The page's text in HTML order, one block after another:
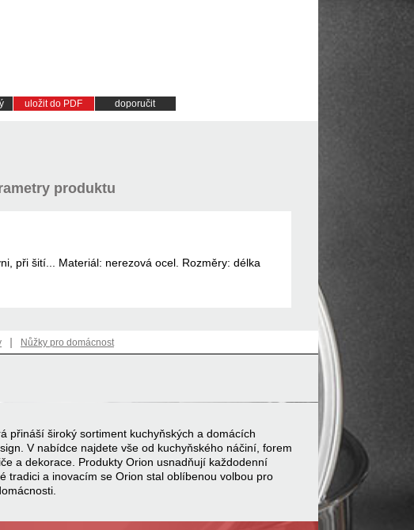
uložit do PDF doporučit
produktu
při šití... Materiál: nerezová ocel. Rozměry: délka
| Nůžky pro domácnost
přináší široký sortiment kuchyňských a domácích
V nabídce najdete vše od kuchyňského náčiní, forem
a dekorace. Produkty Orion usnadňují každodenní
tradici a inovacím se Orion stal oblíbenou volbou pro